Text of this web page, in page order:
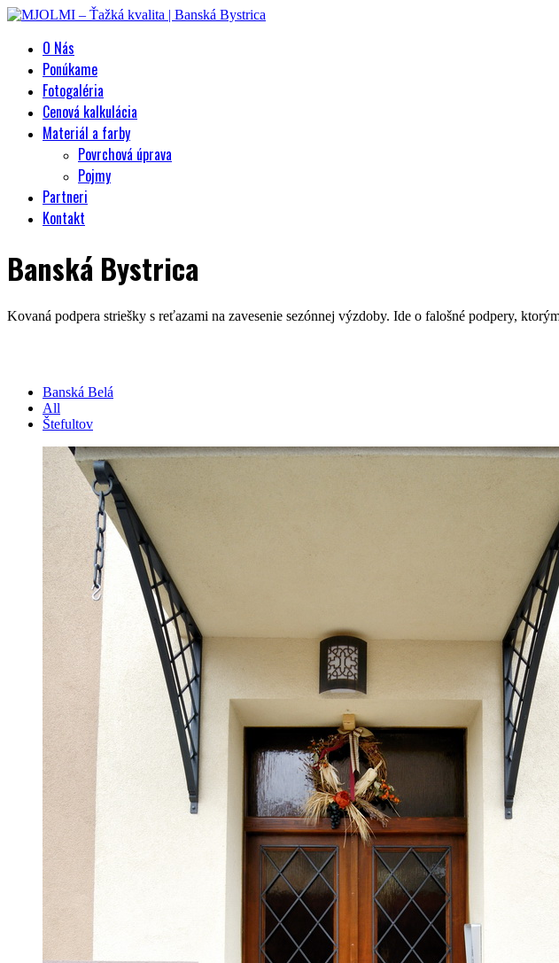
O Nás
Ponúkame
Fotogaléria
Cenová kalkulácia
Materiál a farby
Povrchová úprava
Pojmy
Partneri
Kontakt
Banská Bystrica
Kovaná podpera striešky s reťazami na zavesenie sezónnej výzdoby. Ide o falošné podpery,
Banská Belá
All
Štefultov